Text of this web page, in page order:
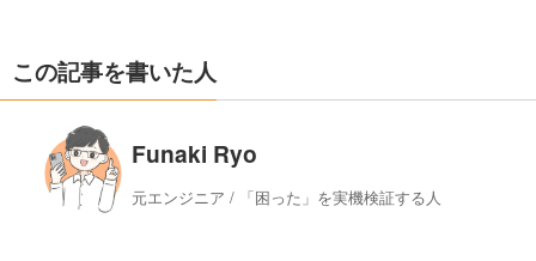
この記事を書いた人
Funaki Ryo
元エンジニア / 「困った」を実機検証する人